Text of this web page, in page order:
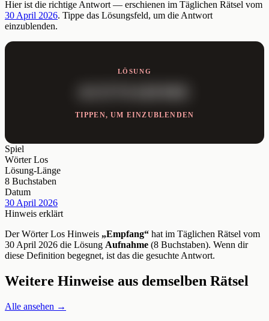
Hier ist die richtige Antwort — erschienen im Täglichen Rätsel vom
30 April 2026. Tippe das Lösungsfeld, um die Antwort
einzublenden.
LÖSUNG
TIPPEN, UM EINZUBLENDEN
Spiel
Wörter Los
Lösung-Länge
8 Buchstaben
Datum
30 April 2026
Hinweis erklärt
Der Wörter Los Hinweis „Empfang“ hat im Täglichen Rätsel vom
30 April 2026 die Lösung Aufnahme (8 Buchstaben). Wenn dir
diese Definition begegnet, ist das die gesuchte Antwort.
Weitere Hinweise aus demselben Rätsel
Alle ansehen →